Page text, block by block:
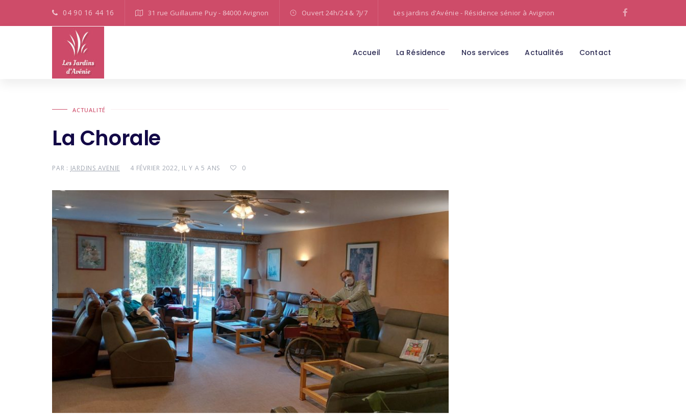
04 90 16 44 16 31 rue Guillaume Puy - 84000 Avignon Ouvert 24h/24 & 7j/7 Les jardins d'Avénie - Résidence sénior à Avignon
Accueil La Résidence Nos services Actualités Contact
ACTUALITÉ
La Chorale
PAR : JARDINS AVENIE 4 FÉVRIER 2022, IL Y A 5 ANS 0